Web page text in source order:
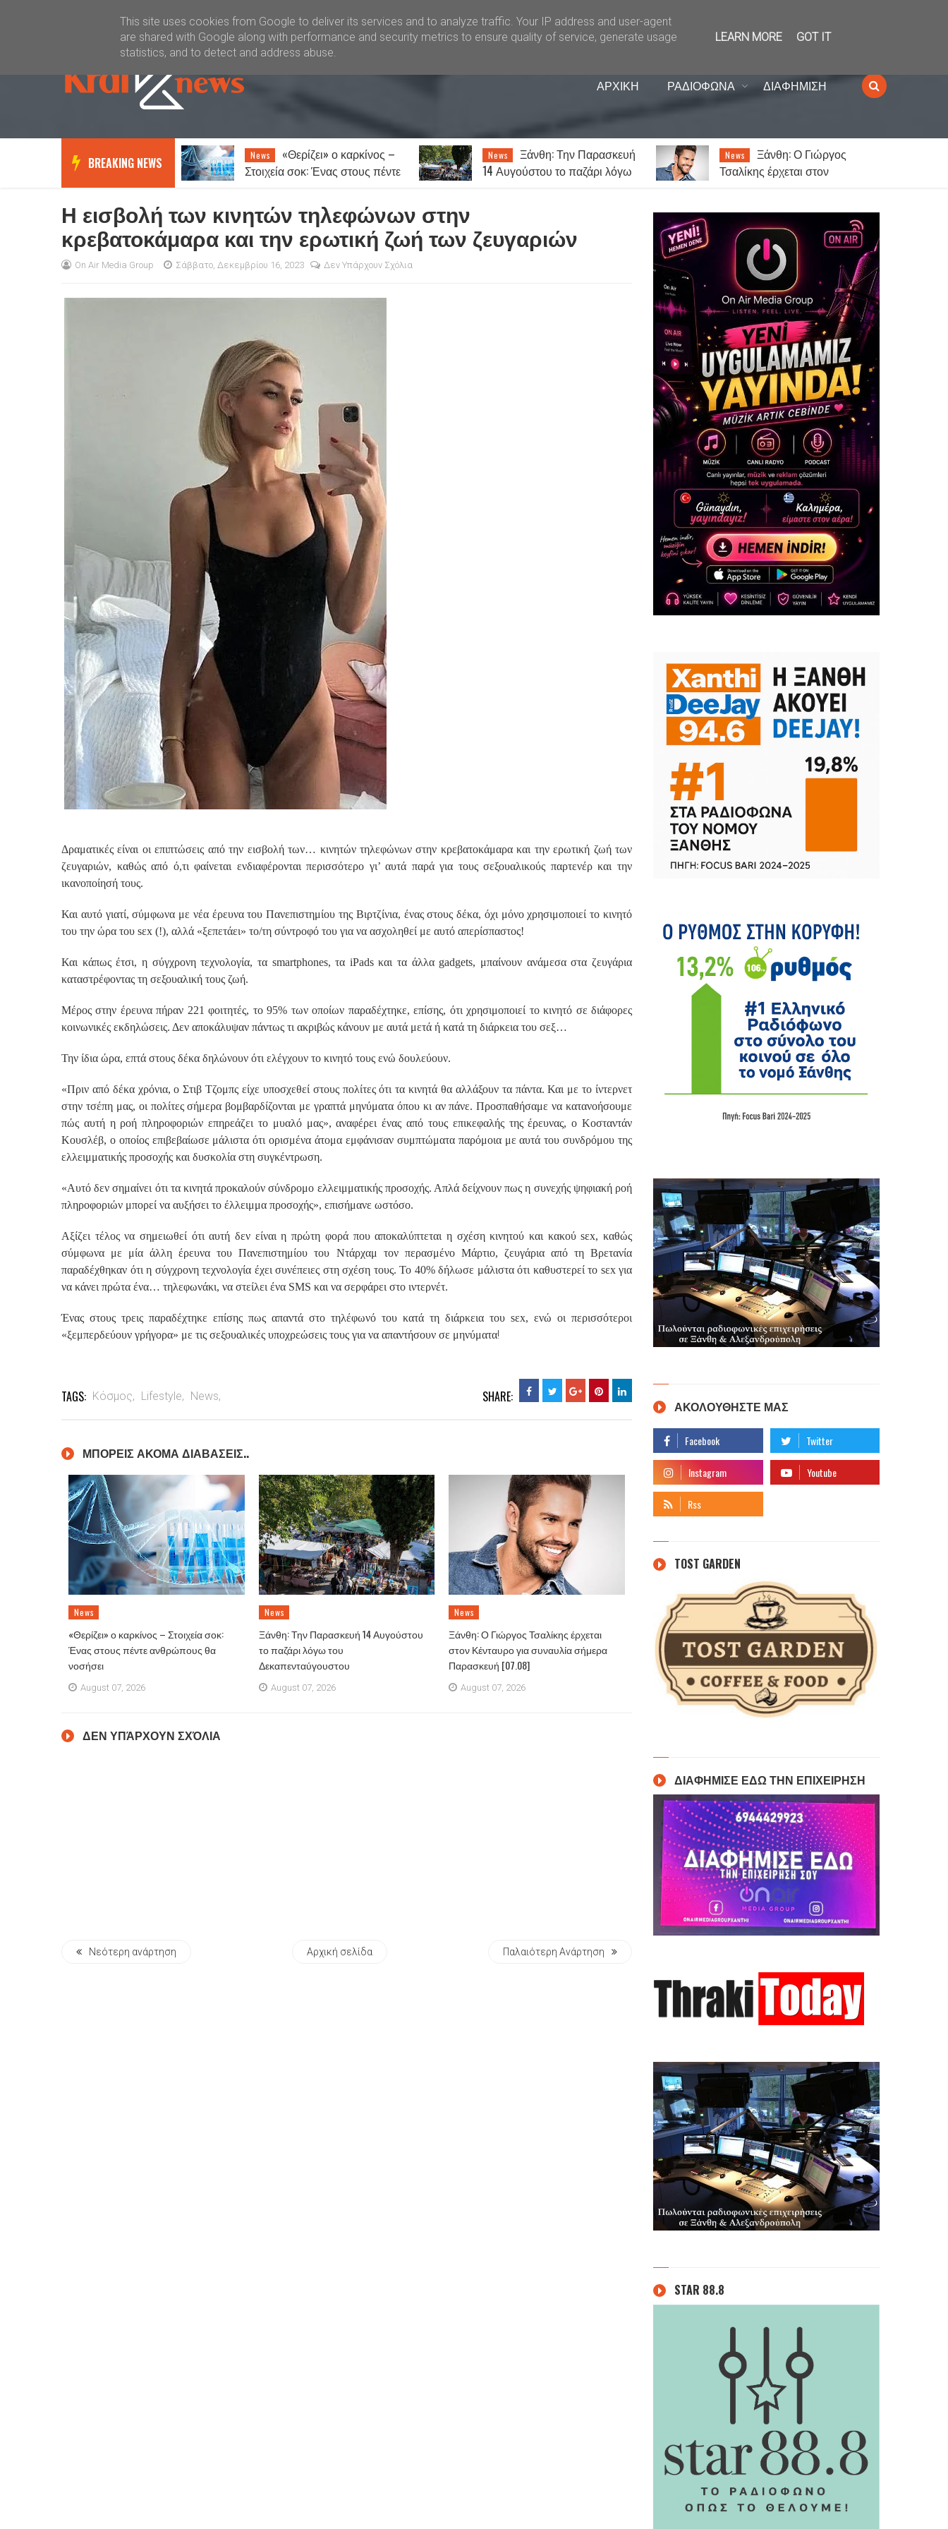
Καλώς ήλθατε Kral News
ΑΡΧΙΚΗ ΡΑΔΙΟΦΩΝΑ ΔΙΑΦΗΜΙΣΗ
BREAKING NEWS
«Θερίζει» ο καρκίνος –
Στοιχεία σοκ: Ένας στους πέντε
ανθρώπους θα νοσήσει
News
Ξάνθη: Την Παρασκευή
14 Αυγούστου το παζάρι λόγω
News
Ξάνθη: Ο Γιώργος
Τσαλίκης έρχεται στον
News
Στέργιος Γιαλάογλου:
«Συγκεκριμένοι κύκλοι στη
Η εισβολή των κινητών τηλεφώνων στην
κρεβατοκάμαρα και την ερωτική ζωή των ζευγαριών
On Air Media Group Σάββατο, Δεκεμβρίου 16, 2023 Δεν Υπάρχουν Σχόλια
Δραματικές είναι οι επιπτώσεις από την εισβολή των… κινητών τηλεφώνων στην κρεβατοκάμαρα και την ερωτική ζωή των
ζευγαριών, καθώς από ό,τι φαίνεται ενδιαφέρονται περισσότερο γι’ αυτά παρά για τους σεξουαλικούς παρτενέρ και την
ικανοποίησή τους.
Και αυτό γιατί, σύμφωνα με νέα έρευνα του Πανεπιστημίου της Βιρτζίνια, ένας στους δέκα, όχι μόνο χρησιμοποιεί το κινητό
του την ώρα του sεx (!), αλλά «ξεπετάει» το/τη σύντροφό του για να ασχοληθεί με αυτό απερίσπαστος!
Και κάπως έτσι, η σύγχρονη τεχνολογία, τα smartphones, τα iPads και τα άλλα gadgets, μπαίνουν ανάμεσα στα ζευγάρια
καταστρέφοντας τη σεξουαλική τους ζωή.
Μέρος στην έρευνα πήραν 221 φοιτητές, το 95% των οποίων παραδέχτηκε, επίσης, ότι χρησιμοποιεί το κινητό σε διάφορες
κοινωνικές εκδηλώσεις. Δεν αποκάλυψαν πάντως τι ακριβώς κάνουν με αυτά μετά ή κατά τη διάρκεια του σεξ…
Την ίδια ώρα, επτά στους δέκα δηλώνουν ότι ελέγχουν το κινητό τους ενώ δουλεύουν.
«Πριν από δέκα χρόνια, ο Στιβ Τζομπς είχε υποσχεθεί στους πολίτες ότι τα κινητά θα αλλάξουν τα πάντα. Και με το ίντερνετ
στην τσέπη μας, οι πολίτες σήμερα βομβαρδίζονται με γραπτά μηνύματα όπου κι αν πάνε. Προσπαθήσαμε να κατανοήσουμε
πώς αυτή η ροή πληροφοριών επηρεάζει το μυαλό μας», αναφέρει ένας από τους επικεφαλής της έρευνας, ο Κοσταντάν
Κουσλέβ, ο οποίος επιβεβαίωσε μάλιστα ότι ορισμένα άτομα εμφάνισαν συμπτώματα παρόμοια με αυτά του συνδρόμου της
ελλειμματικής προσοχής και δυσκολία στη συγκέντρωση.
«Αυτό δεν σημαίνει ότι τα κινητά προκαλούν σύνδρομο ελλειμματικής προσοχής. Απλά δείχνουν πως η συνεχής ψηφιακή ροή
πληροφοριών μπορεί να αυξήσει το έλλειμμα προσοχής», επισήμανε ωστόσο.
Αξίζει τέλος να σημειωθεί ότι αυτή δεν είναι η πρώτη φορά που αποκαλύπτεται η σχέση κινητού και κακού sεx, καθώς
σύμφωνα με μία άλλη έρευνα του Πανεπιστημίου του Ντάρχαμ τον περασμένο Μάρτιο, ζευγάρια από τη Βρετανία
παραδέχθηκαν ότι η σύγχρονη τεχνολογία έχει συνέπειες στη σχέση τους. Το 40% δήλωσε μάλιστα ότι καθυστερεί το sεx για
να κάνει πρώτα ένα… τηλεφωνάκι, να στείλει ένα SMS και να σερφάρει στο ιντερνέτ.
Ένας στους τρεις παραδέχτηκε επίσης πως απαντά στο τηλέφωνό του κατά τη διάρκεια του sεx, ενώ οι περισσότεροι
«ξεμπερδεύουν γρήγορα» με τις σεξουαλικές υποχρεώσεις τους για να απαντήσουν σε μηνύματα!
TAGS: Κόσμος, Lifestyle, News, SHARE:
ΜΠΟΡΕΙΣ ΑΚΟΜΑ ΔΙΑΒΑΣΕΙΣ..
News
«Θερίζει» ο καρκίνος – Στοιχεία σοκ:
Ένας στους πέντε ανθρώπους θα
νοσήσει
August 07, 2026
News
Ξάνθη: Την Παρασκευή 14 Αυγούστου
το παζάρι λόγω του
Δεκαπενταύγουστου
August 07, 2026
News
Ξάνθη: Ο Γιώργος Τσαλίκης έρχεται
στον Κένταυρο για συναυλία σήμερα
Παρασκευή [07.08]
August 07, 2026
ΔΕΝ ΥΠΆΡΧΟΥΝ ΣΧΌΛΙΑ
Νεότερη ανάρτηση Αρχική σελίδα Παλαιότερη Ανάρτηση
ΑΚΟΛΟΥΘΗΣΤΕ ΜΑΣ
TOST GARDEN
ΔΙΑΦΗΜΙΣΕ ΕΔΩ ΤΗΝ ΕΠΙΧΕΙΡΗΣΗ
STAR 88.8
This site uses cookies from Google to deliver its services and to analyze traffic. Your IP address and user-agent
are shared with Google along with performance and security metrics to ensure quality of service, generate usage
statistics, and to detect and address abuse.
LEARN MORE GOT IT